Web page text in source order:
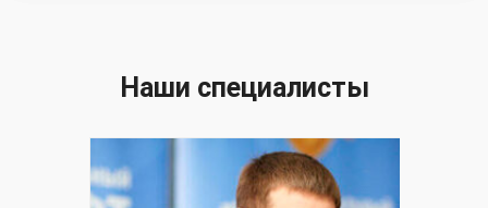
Наши специалисты